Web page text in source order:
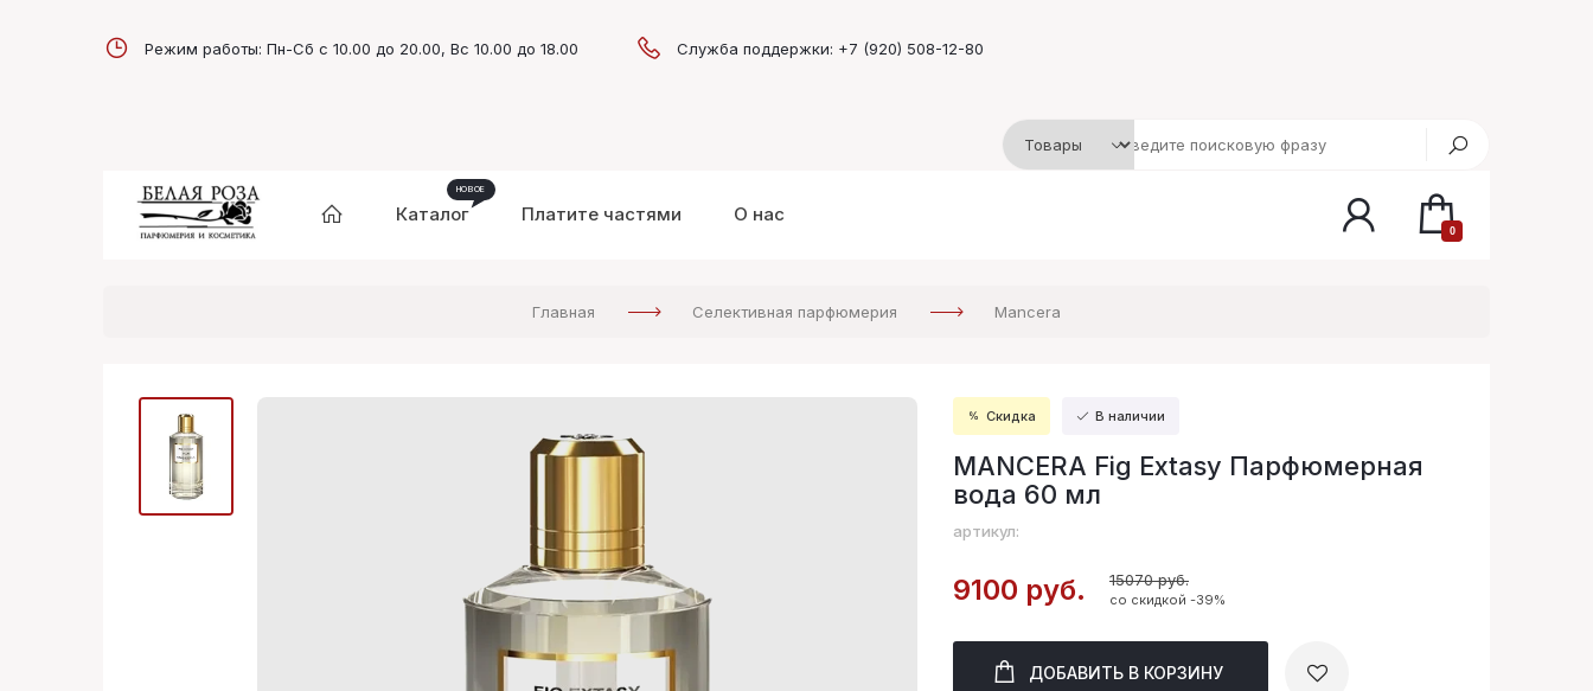
Режим работы: Пн-Сб с 10.00 до 20.00, Вс 10.00 до 18.00 Служба поддержки: +7 (920) 508-12-80
Каталог Платите частями О нас
0
Главная Селективная парфюмерия Mancera
Скидка В наличии
MANCERA Fig Extasy Парфюмерная
вода 60 мл
артикул:
9100 руб. 15070 руб.
со скидкой -39%
ДОБАВИТЬ В КОРЗИНУ